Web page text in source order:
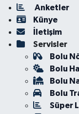
Anketler
Künye
İletişim
Servisler
Bolu
Bolu
Bolu
Bolu
Süper